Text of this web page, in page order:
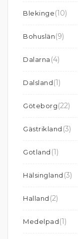
Blekinge(10)
Bohuslän(9)
Dalarna (4)
Dalsland(1)
Göteborg(22)
Gästrikland (3)
Gotland (1)
Hälsingland (3)
Halland (2)
Medelpad(1)